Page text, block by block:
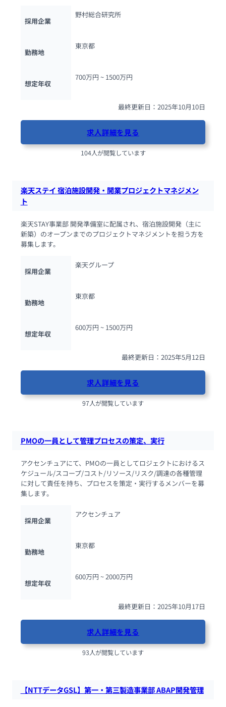
採用企業
野村総合研究所
勤務地
東京都
想定年収
700万円 ~ 1500万円
最終更新日：2025年10月10日
求人詳細を見る
104人が閲覧しています
楽天ステイ 宿泊施設開発・開業プロジェクトマネジメン
ト
楽天STAY事業部 開発準備室に配属され、宿泊施設開発（主に
新築）のオープンまでのプロジェクトマネジメントを担う方を
募集します。
採用企業
楽天グループ
勤務地
東京都
想定年収
600万円 ~ 1500万円
最終更新日：2025年5月12日
求人詳細を見る
97人が閲覧しています
PMOの一員として管理プロセスの策定、実行
アクセンチュアにて、PMOの一員としてロジェクトにおけるス
ケジュール/スコープ/コスト/リソース/リスク/調達の各種管理
に対して責任を持ち、プロセスを策定・実行するメンバーを募
集します。
採用企業
アクセンチュア
勤務地
東京都
想定年収
600万円 ~ 2000万円
最終更新日：2025年10月17日
求人詳細を見る
93人が閲覧しています
【NTTデータGSL】第一・第三製造事業部 ABAP開発管理